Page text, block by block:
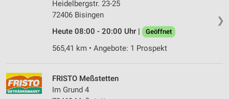
❯
Heidelbergstr. 23-25
72406 Bisingen
Heute 08:00 - 20:00 Uhr |
Geöffnet
565,41 km • Angebote: 1 Prospekt
FRISTO Meßstetten
Im Grund 4
Analyse von Zielgruppen durch Statistiken oder
Entwicklung und Verbesserung der Angebote
Verwendung reduzierter Daten zur Auswahl von
Inhalten